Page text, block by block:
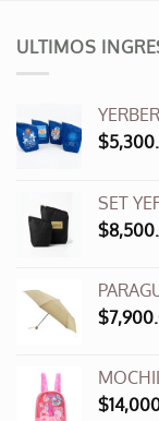
ULTIMOS
$
SET
$
$
$